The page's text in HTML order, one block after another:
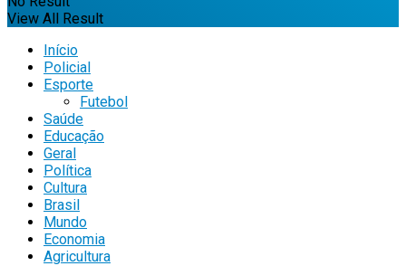
View All Result
Início
Policial
Esporte
Futebol
Saúde
Educação
Geral
Política
Cultura
Brasil
Mundo
Economia
Agricultura